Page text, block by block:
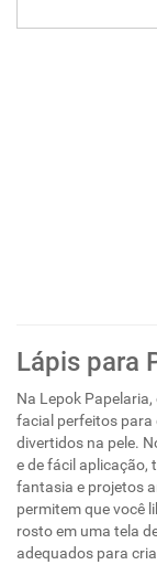
Lápis para
Na Lepok
facial perfeitos para
divertidos na pele.
e de fácil aplicação,
fantasia e projetos
permitem que você
rosto em uma tela
adequados para